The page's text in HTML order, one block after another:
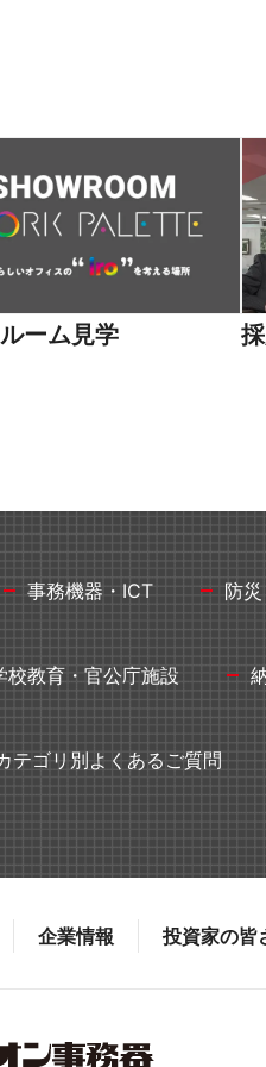
ーム見学
事務機器・ICT 防
校教育・官公庁施設
テゴリ別よくあるご質問
企業情報 投資家の皆